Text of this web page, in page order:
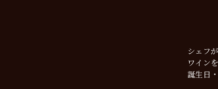
シェフ
ワイン
誕生日